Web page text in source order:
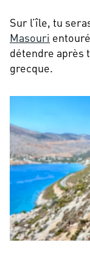
Sur l’île, tu
Masouri
détendre après
grecque.